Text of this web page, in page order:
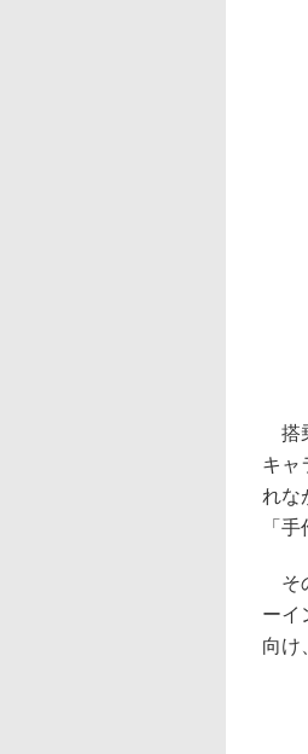
搭
キャ
れな
「
そ
ーイ
向け